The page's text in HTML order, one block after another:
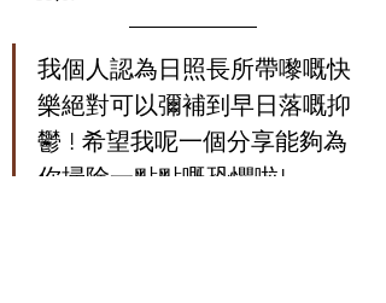
我個人認為日照長所帶嚟嘅快
樂絕對可以彌補到早日落嘅抑
鬱 ! 希望我呢一個分享能夠為
你掃除一點點嘅恐懼啦!